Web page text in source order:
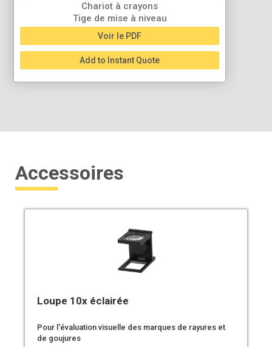
Chariot à crayons
Tige de mise à niveau
Voir le PDF
Add to Instant Quote
Accessoires
Loupe 10x éclairée
Pour l'évaluation visuelle des marques de rayures et
de goujures